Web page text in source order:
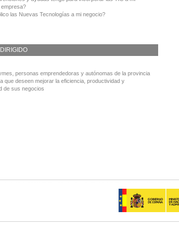
las Nuevas Tecnologías a mi negocio?
personas emprendedoras y autónomas de la provincia
que deseen mejorar la eficiencia, productividad y
de sus negocios